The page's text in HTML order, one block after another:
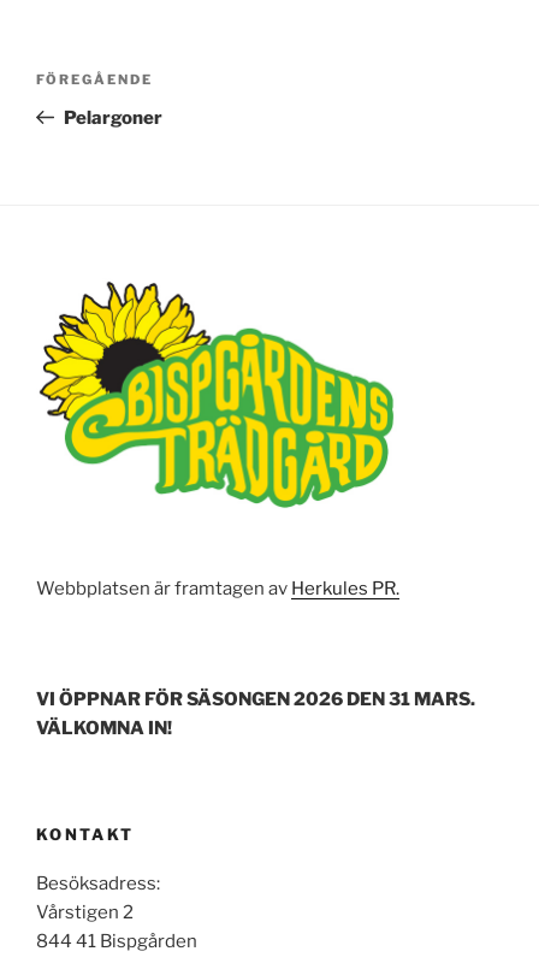
Inläggsnavigering
Föregående
inlägg
FÖREGÅENDE
Pelargoner
Webbplatsen är framtagen av Herkules PR.
VI ÖPPNAR FÖR SÄSONGEN 2026 DEN 31 MARS.
VÄLKOMNA IN!
KONTAKT
Besöksadress:
Vårstigen 2
844 41 Bispgården